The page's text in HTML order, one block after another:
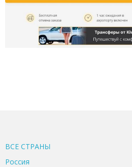
ВСЕ CТРАНЫ
Россия